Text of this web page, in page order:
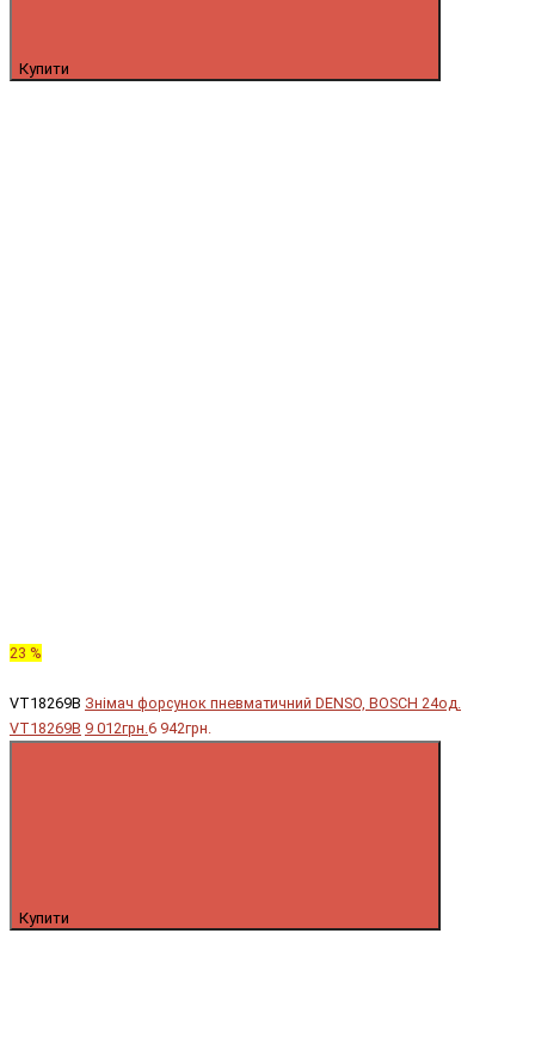
Купити
23 %
VT18269B Знімач форсунок пневматичний DENSO, BOSCH 24од.
VT18269B 9 012грн.6 942грн.
Купити